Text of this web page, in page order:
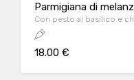
Parmigiana di
Con pesto al basilico e
18.00 €